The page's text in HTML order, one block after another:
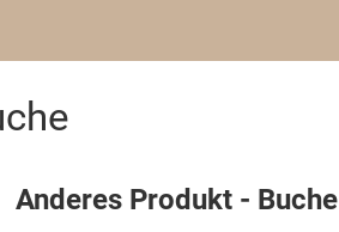
Anderes Produkt - Buche